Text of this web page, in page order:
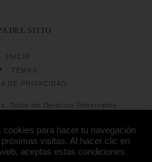
DEL SITIO
INICIO
TEMAS
DE PRIVACIDAD
Todos los Derechos Reservados.
cookies para hacer tu navegación
visitas. Al hacer clic en
aceptas estas condiciones.